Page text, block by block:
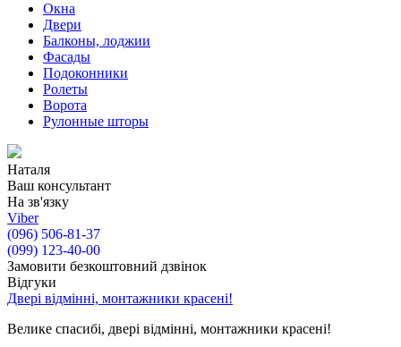
Окна
Двери
Балконы, лоджии
Фасады
Подоконники
Ролеты
Ворота
Рулонные шторы
Наталя
Ваш консультант
На зв'язку
Viber
(096) 506-81-37
(099) 123-40-00
Замовити безкоштовний дзвінок
Відгуки
Двері відмінні, монтажники красені!
Велике спасибі, двері відмінні, монтажники красені!